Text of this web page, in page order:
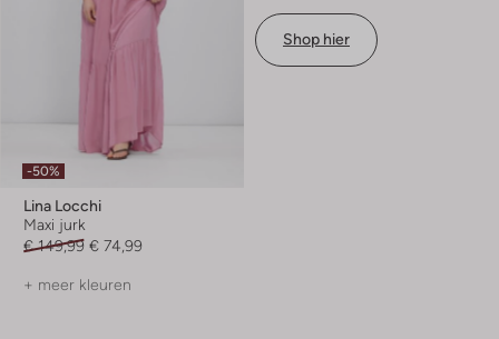
-50%
Lina Locchi
Maxi jurk
€ 149,99 € 74,99
+ meer kleuren
Shop hier